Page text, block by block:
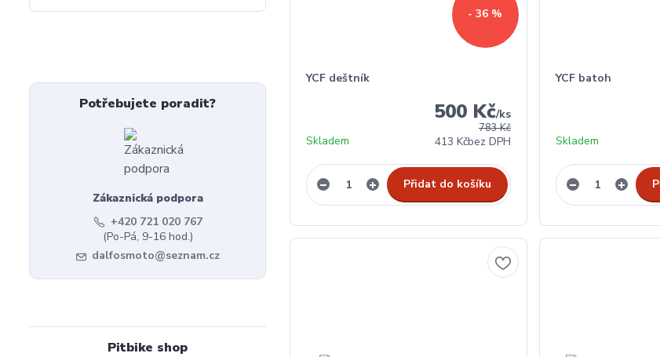
- 36 %
YCF deštník
783 Kč
500 Kč/ks
413 Kčbez DPH
Skladem
Přidat do košíku
YCF batoh
Skladem
Potřebujete poradit?
Zákaznická podpora
+420 721 020 767
(Po-Pá, 9-16 hod.)
dalfosmoto@seznam.cz
Pitbike shop